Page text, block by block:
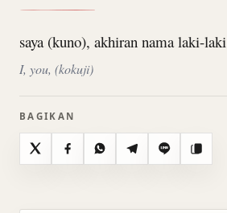
saya (kuno), akhiran nama laki-laki
I, you, (kokuji)
BAGIKAN
X FacebookWhatsAppTelegramLine Salin